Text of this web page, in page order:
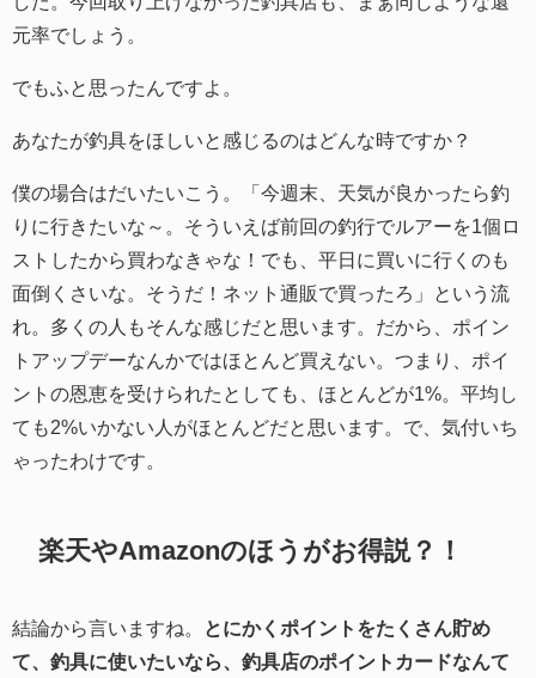
元率でしょう。
でもふと思ったんですよ。
あなたが釣具をほしいと感じるのはどんな時ですか？
僕の場合はだいたいこう。「今週末、天気が良かったら釣
りに行きたいな～。そういえば前回の釣行でルアーを1個ロ
ストしたから買わなきゃな！でも、平日に買いに行くのも
面倒くさいな。そうだ！ネット通販で買ったろ」という流
れ。多くの人もそんな感じだと思います。だから、ポイン
トアップデーなんかではほとんど買えない。つまり、ポイ
ントの恩恵を受けられたとしても、ほとんどが1%。平均し
ても2%いかない人がほとんどだと思います。で、気付いち
ゃったわけです。
楽天やAmazonのほうがお得説？！
結論から言いますね。
とにかくポイントをたくさん貯め
て、釣具に使いたいなら、釣具店のポイントカードなんて